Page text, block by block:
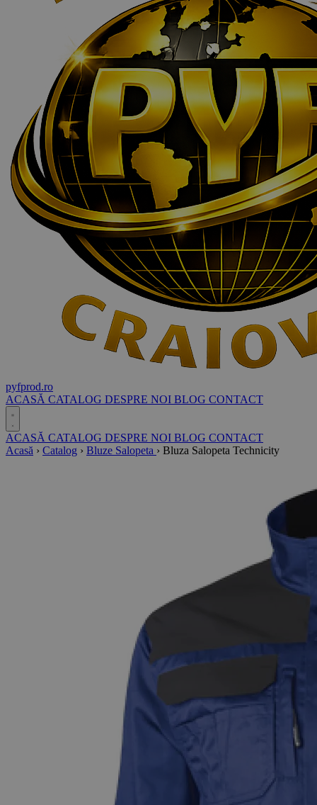
pyfprod.ro
ACASĂ CATALOG DESPRE NOI BLOG CONTACT
ACASĂ CATALOG DESPRE NOI BLOG CONTACT
Acasă › Catalog › Bluze Salopeta › Bluza Salopeta Technicity